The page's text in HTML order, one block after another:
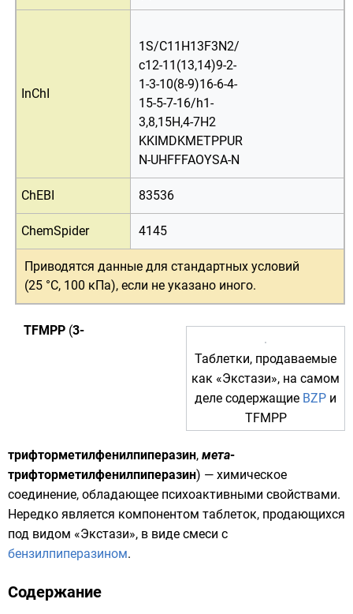
InChI
1S/C11H13F3N2/
c12-11(13,14)9-2-
1-3-10(8-9)16-6-4-
15-5-7-16/h1-
3,8,15H,4-7H2
KKIMDKMETPPUR
N-UHFFFAOYSA-N
ChEBI 83536
ChemSpider 4145
Приводятся данные для стандартных условий
(25 °C, 100 кПа), если не указано иного.
Таблетки, продаваемые
как «Экстази», на самом
деле содержащие BZP и
TFMPP
TFMPP (3-
трифторметилфенилпиперазин, мета-
трифторметилфенилпиперазин) — химическое
соединение, обладающее психоактивными свойствами.
Нередко является компонентом таблеток, продающихся
под видом «Экстази», в виде смеси с
бензилпиперазином.
Содержание